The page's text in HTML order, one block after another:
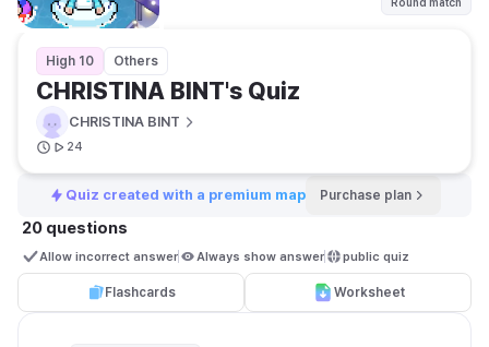
High 10 Others
CHRISTINA BINT's Quiz
CHRISTINA BINT
24
Quiz created with a premium map Purchase plan
20 questions
Allow incorrect answer Always show answer public quiz
Flashcards Worksheet